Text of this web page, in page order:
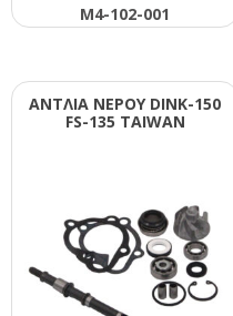
Μ4-102-001
ΑΝΤΛΙΑ ΝΕΡΟΥ DΙΝΚ-150
FS-135 ΤΑΙWΑΝ